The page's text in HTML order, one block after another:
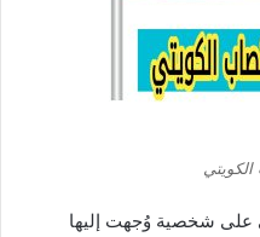
على شخصية وُجهت إليها